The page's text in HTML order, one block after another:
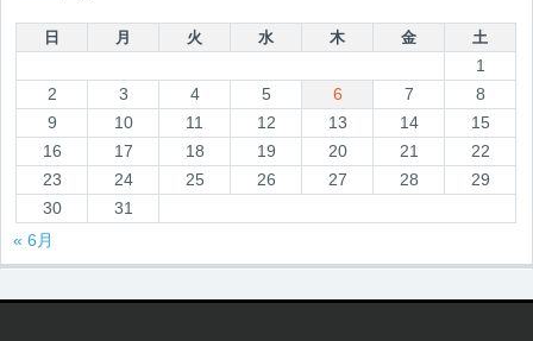
日 月 火 水 木 金 土
1
2
3 4 5 6 7
8
9
10 11 12 13 14
15
16
17 18 19 20 21
22
23
24 25 26 27 28
29
30
31
« 6月